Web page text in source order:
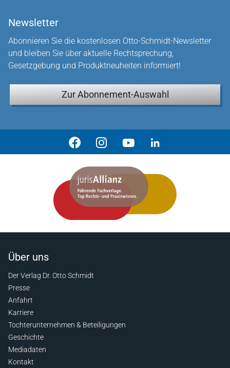
Newsletter
Abonnieren Sie die kostenlosen Otto-Schmidt-Newsletter
und bleiben Sie über aktuelle Rechtsprechung,
Gesetzgebung und Produktneuheiten informiert!
Zur Abonnement-Auswahl
Über uns
Der Verlag Dr. Otto Schmidt
Presse
Anfahrt
Karriere
Tochterunternehmen & Beteiligungen
Geschichte
Mediadaten
Kontakt